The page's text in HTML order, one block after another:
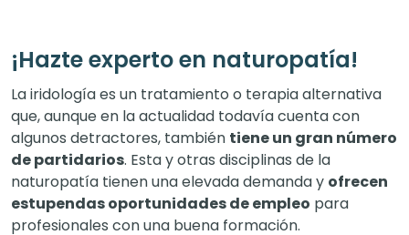
¡Hazte experto en naturopatía!
La iridología es un tratamiento o terapia alternativa
que, aunque en la actualidad todavía cuenta con
algunos detractores, también tiene un gran número
de partidarios. Esta y otras disciplinas de la
naturopatía tienen una elevada demanda y ofrecen
estupendas oportunidades de empleo para
profesionales con una buena formación.